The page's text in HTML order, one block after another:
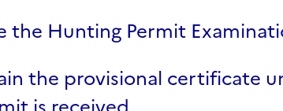
the Hunting Permit
the provisional certificate